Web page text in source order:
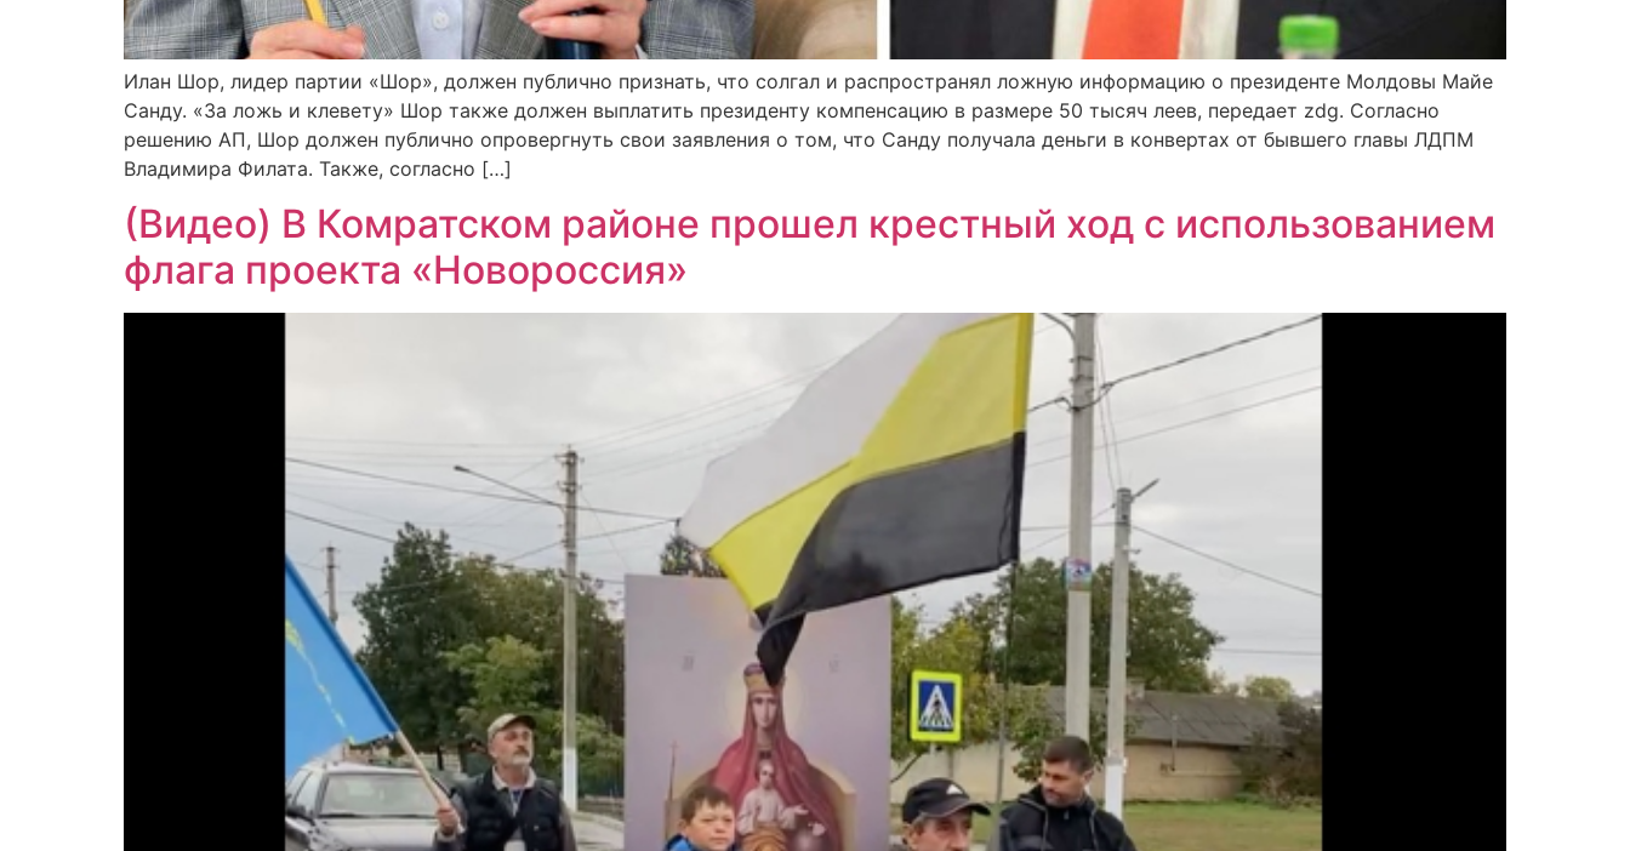
Илан Шор, лидер партии «Шор», должен публично признать, что солгал и распространял ложную информацию о президенте Молдовы Майе
Санду. «За ложь и клевету» Шор также должен выплатить президенту компенсацию в размере 50 тысяч леев, передает zdg. Согласно
решению АП, Шор должен публично опровергнуть свои заявления о том, что Санду получала деньги в конвертах от бывшего главы ЛДПМ
Владимира Филата. Также, согласно […]
(Видео) В Комратском районе прошел крестный ход с использованием
флага проекта «Новороссия»